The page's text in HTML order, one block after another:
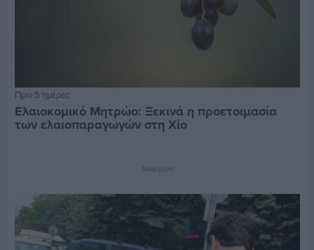
Πριν 5 ημέρες
Ελαιοκομικό Μητρώο: Ξεκινά η προετοιμασία
των ελαιοπαραγωγών στη Χίο
Διαφήμιση